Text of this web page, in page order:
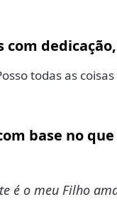
com
todas as
base no
é o meu Filho